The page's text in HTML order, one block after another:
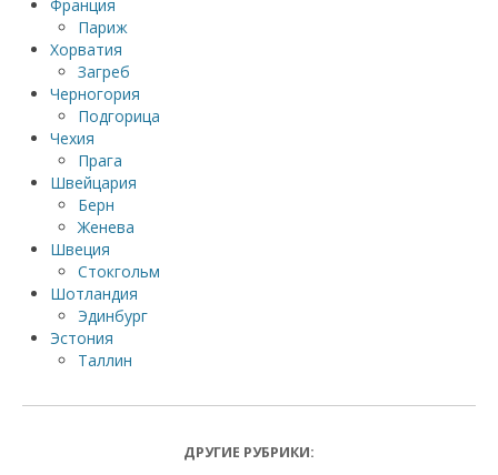
Франция
Париж
Хорватия
Загреб
Черногория
Подгорица
Чехия
Прага
Швейцария
Берн
Женева
Швеция
Стокгольм
Шотландия
Эдинбург
Эстония
Таллин
ДРУГИЕ РУБРИКИ: